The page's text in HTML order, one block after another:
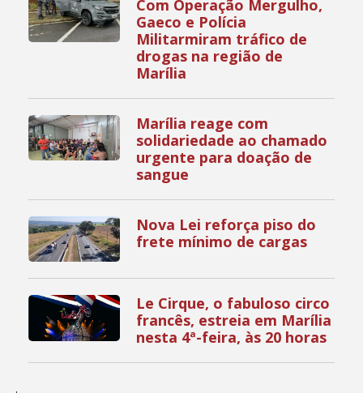
Com Operação Mergulho,
Gaeco e Polícia
Militarmiram tráfico de
drogas na região de
Marília
Marília reage com
solidariedade ao chamado
urgente para doação de
sangue
Nova Lei reforça piso do
frete mínimo de cargas
Le Cirque, o fabuloso circo
francês, estreia em Marília
nesta 4ª-feira, às 20 horas